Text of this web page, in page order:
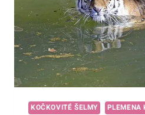
KOČKOVITÉ ŠELMY PLEMENA